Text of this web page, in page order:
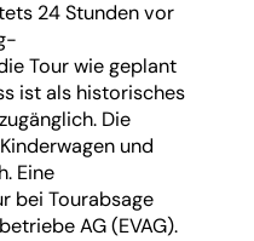
24 Stunden vor
Tour wie geplant
ist als historisches
Die
und
Eine
bei Tourabsage
AG (EVAG).